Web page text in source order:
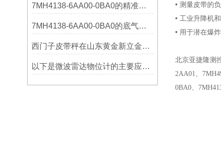
7MH4138-6AA00-0BA0的精准从何而来？关键组成部分，藏着答案！
7MH4138-6AA00-0BA0的底气：这些核心功能，让精准称重不再是难题
西门子皮带秤在山东黄金新立金矿的成功应用
以下是微波雷达物位计的主要应用领域及具体场景分析
• 测量皮带的
• 工业升降机
• 用于潜在爆
北京亚捷隆测
2AA01、
0BA0、